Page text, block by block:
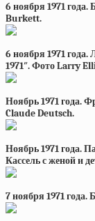
6 ноября 1971
Burkett.
6 ноября 1971
1971″. Фото Larry
Ноябрь 1971 года.
Claude Deutsch.
Ноябрь 1971 года.
Кассель с женой и
7 ноября 1971